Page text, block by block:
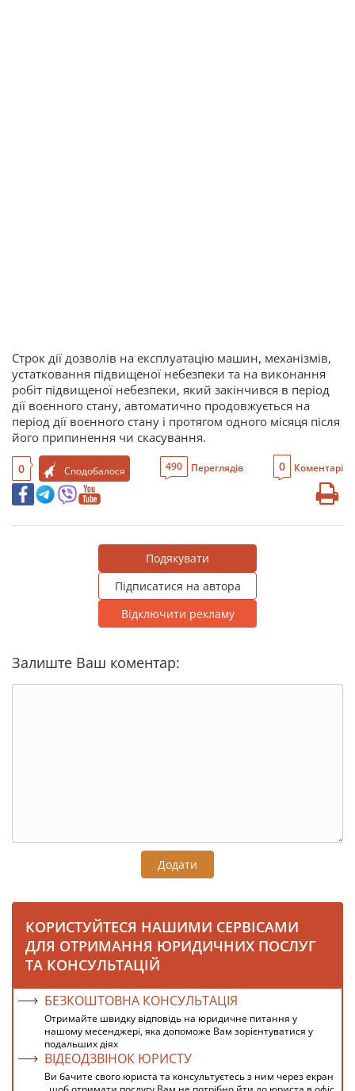
Строк дії дозволів на експлуатацію машин, механізмів,
устатковання підвищеної небезпеки та на виконання
робіт підвищеної небезпеки, який закінчився в період
дії воєнного стану, автоматично продовжується на
період дії воєнного стану і протягом одного місяця після
його припинення чи скасування.
0 Сподобалося 490 Переглядів 0 Коментарі
Подякувати
Підписатися на автора
Відключити рекламу
Залиште Ваш коментар:
Додати
КОРИСТУЙТЕСЯ НАШИМИ СЕРВІСАМИ
ДЛЯ ОТРИМАННЯ ЮРИДИЧНИХ ПОСЛУГ
ТА КОНСУЛЬТАЦІЙ
БЕЗКОШТОВНА КОНСУЛЬТАЦІЯ
Отримайте швидку відповідь на юридичне питання у
нашому месенджері, яка допоможе Вам зорієнтуватися у
подальших діях
ВІДЕОДЗВІНОК ЮРИСТУ
Ви бачите свого юриста та консультуєтесь з ним через екран